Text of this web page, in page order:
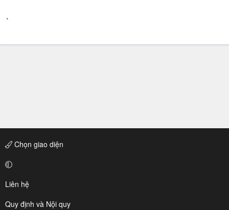
`
Chọn giao diện
Liên hệ
Quy định và Nội quy